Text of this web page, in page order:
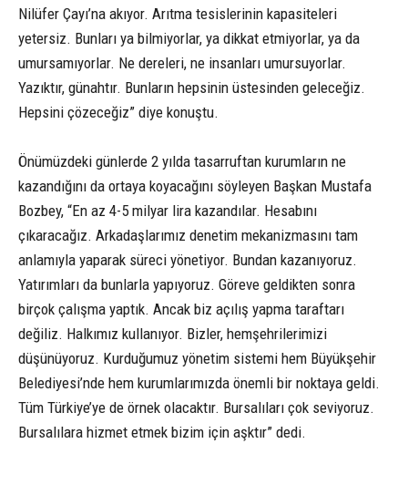
Nilüfer Çayı’na akıyor. Arıtma tesislerinin kapasiteleri
yetersiz. Bunları ya bilmiyorlar, ya dikkat etmiyorlar, ya da
umursamıyorlar. Ne dereleri, ne insanları umursuyorlar.
Yazıktır, günahtır. Bunların hepsinin üstesinden geleceğiz.
Hepsini çözeceğiz” diye konuştu.
Önümüzdeki günlerde 2 yılda tasarruftan kurumların ne
kazandığını da ortaya koyacağını söyleyen Başkan Mustafa
Bozbey, “En az 4-5 milyar lira kazandılar. Hesabını
çıkaracağız. Arkadaşlarımız denetim mekanizmasını tam
anlamıyla yaparak süreci yönetiyor. Bundan kazanıyoruz.
Yatırımları da bunlarla yapıyoruz. Göreve geldikten sonra
birçok çalışma yaptık. Ancak biz açılış yapma taraftarı
değiliz. Halkımız kullanıyor. Bizler, hemşehrilerimizi
düşünüyoruz. Kurduğumuz yönetim sistemi hem Büyükşehir
Belediyesi’nde hem kurumlarımızda önemli bir noktaya geldi.
Tüm Türkiye’ye de örnek olacaktır. Bursalıları çok seviyoruz.
Bursalılara hizmet etmek bizim için aşktır” dedi.